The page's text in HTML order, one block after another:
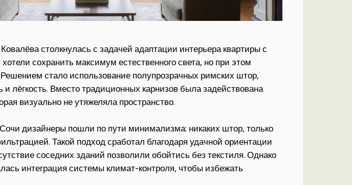
столкнулась с задачей адаптации интерьера квартиры с
сохранить максимум естественного света, но при этом
стало использование полупрозрачных римских штор,
лёгкость. Вместо традиционных карнизов была задействована
визуально не утяжеляла пространство.
дизайнеры пошли по пути минимализма: никаких штор, только
Такой подход сработал благодаря удачной ориентации
соседних зданий позволили обойтись без текстиля. Однако
интеграция системы климат-контроля, чтобы избежать